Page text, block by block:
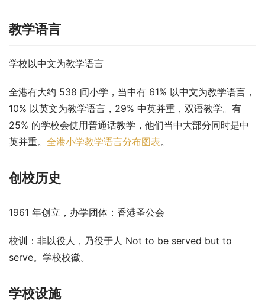
教学语言
学校以中文为教学语言
全港有大约 538 间小学，当中有 61% 以中文为教学语言，
10% 以英文为教学语言，29% 中英并重，双语教学。有
25% 的学校会使用普通话教学，他们当中大部分同时是中
英并重。 全港小学教学语言分布图表。
创校历史
1961 年创立，办学团体：香港圣公会
校训：非以役人，乃役于人 Not to be served but to
serve。学校校徽。
学校设施